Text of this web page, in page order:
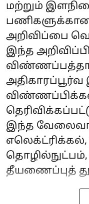
மற்றும்
அறிவிப்பை
இந்த
இந்த
எலெக்ட்ரிக்கல்,
தொழில்நுட்பம்,
தீயணைப்புத் து